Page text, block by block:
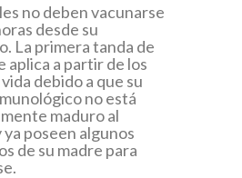
no deben vacunarse
desde su
La primera tanda de
aplica a partir de los
debido a que su
no está
maduro al
poseen algunos
de su madre para